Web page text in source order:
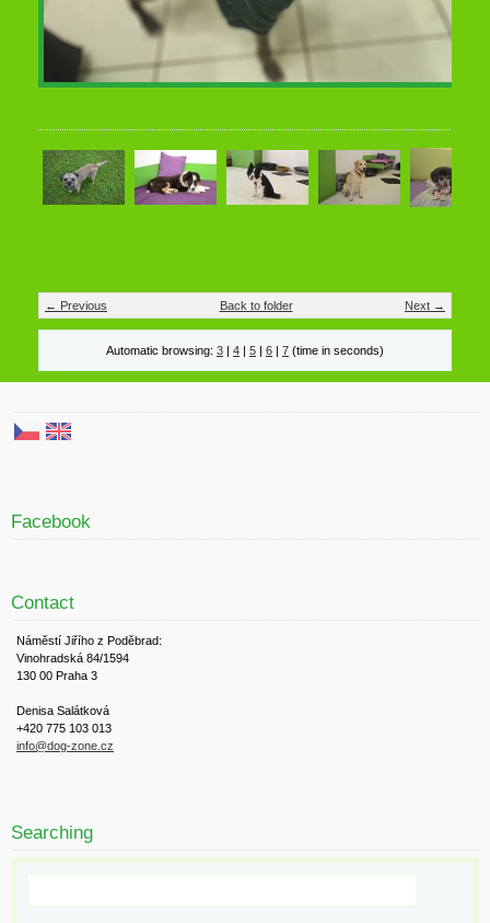
← Previous Next →
Back to folder
Automatic browsing: 3 4 5 6 7 (time in seconds)
Facebook
Contact
Náměstí Jiřího z Poděbrad:
Vinohradská 84/1594
130 00 Praha 3
Denisa Salátková
+420 775 103 013
info@dog-zone.cz
Searching